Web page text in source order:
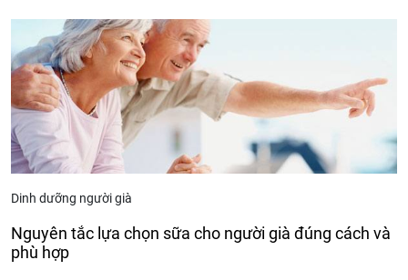
Dinh dưỡng người già
Nguyên tắc lựa chọn sữa cho người già đúng cách và
phù hợp